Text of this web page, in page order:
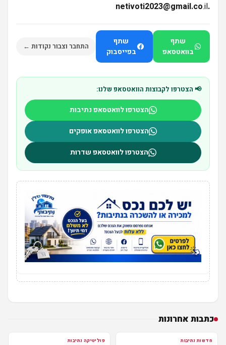
.netivoti2023@gmail.co
.il
שתף
בוואטסאפ
שתף
בפייסבוק
התחבר וצבור נקודות ←
📢 הצטרפו לקבוצות הוואטסאפ שלנו:
הצטרפו לוואטסאפ נתיבות
הצטרפו לוואטסאפ אופקים
הצטרפו לוואטסאפ שדרות
כתבות אחרונות
חדשות נתיבות פוליטיקה נתיבות